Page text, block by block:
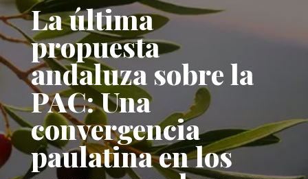
La última
propuesta
andaluza sobre la
PAC: Una
convergencia
paulatina en los